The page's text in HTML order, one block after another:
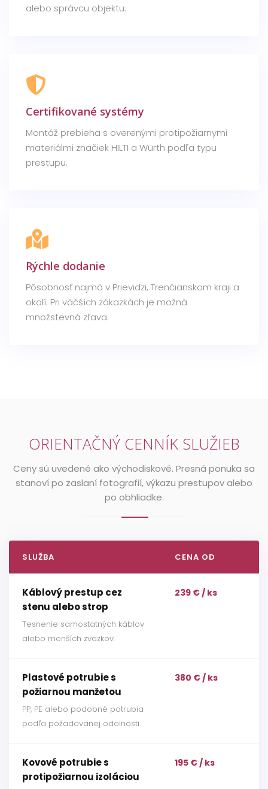
alebo správcu objektu.
Certifikované systémy
Montáž prebieha s overenými protipožiarnymi
materiálmi značiek HILTI a Würth podľa typu
prestupu.
Rýchle dodanie
Pôsobnosť najmä v Prievidzi, Trenčianskom kraji a
okolí. Pri väčších zákazkách je možná
množstevná zľava.
ORIENTAČNÝ CENNÍK SLUŽIEB
Ceny sú uvedené ako východiskové. Presná ponuka sa
stanoví po zaslaní fotografií, výkazu prestupov alebo
po obhliadke.
SLUŽBA CENA OD
Káblový prestup cez
stenu alebo strop
Tesnenie samostatných káblov
alebo menších zväzkov.
239 € / ks
Plastové potrubie s
požiarnou manžetou
PP, PE alebo podobné potrubia
podľa požadovanej odolnosti.
380 € / ks
Kovové potrubie s
protipožiarnou izoláciou
195 € / ks